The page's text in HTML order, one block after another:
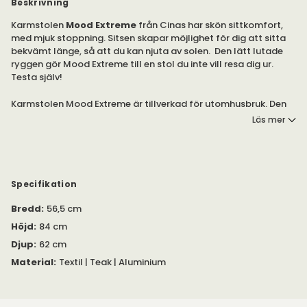
Karmstolen Mood Extreme från Cinas har skön sittkomfort,
med mjuk stoppning. Sitsen skapar möjlighet för dig att sitta
bekvämt länge, så att du kan njuta av solen. Den lätt lutade
ryggen gör Mood Extreme till en stol du inte vill resa dig ur.
Testa själv!
Karmstolen Mood Extreme är tillverkad för utomhusbruk. Den
under de kallare månaderna eller när du inte använder den.
Läs mer
Specifikation
Bredd: 56,5 cm
Höjd: 84 cm
Djup: 62 cm
Material: Textil | Teak | Aluminium